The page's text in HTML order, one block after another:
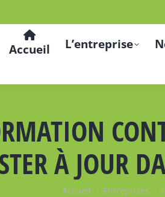
Accueil L’entreprise
À JOUR
Vous êtes ici :
Accueil Entreprises